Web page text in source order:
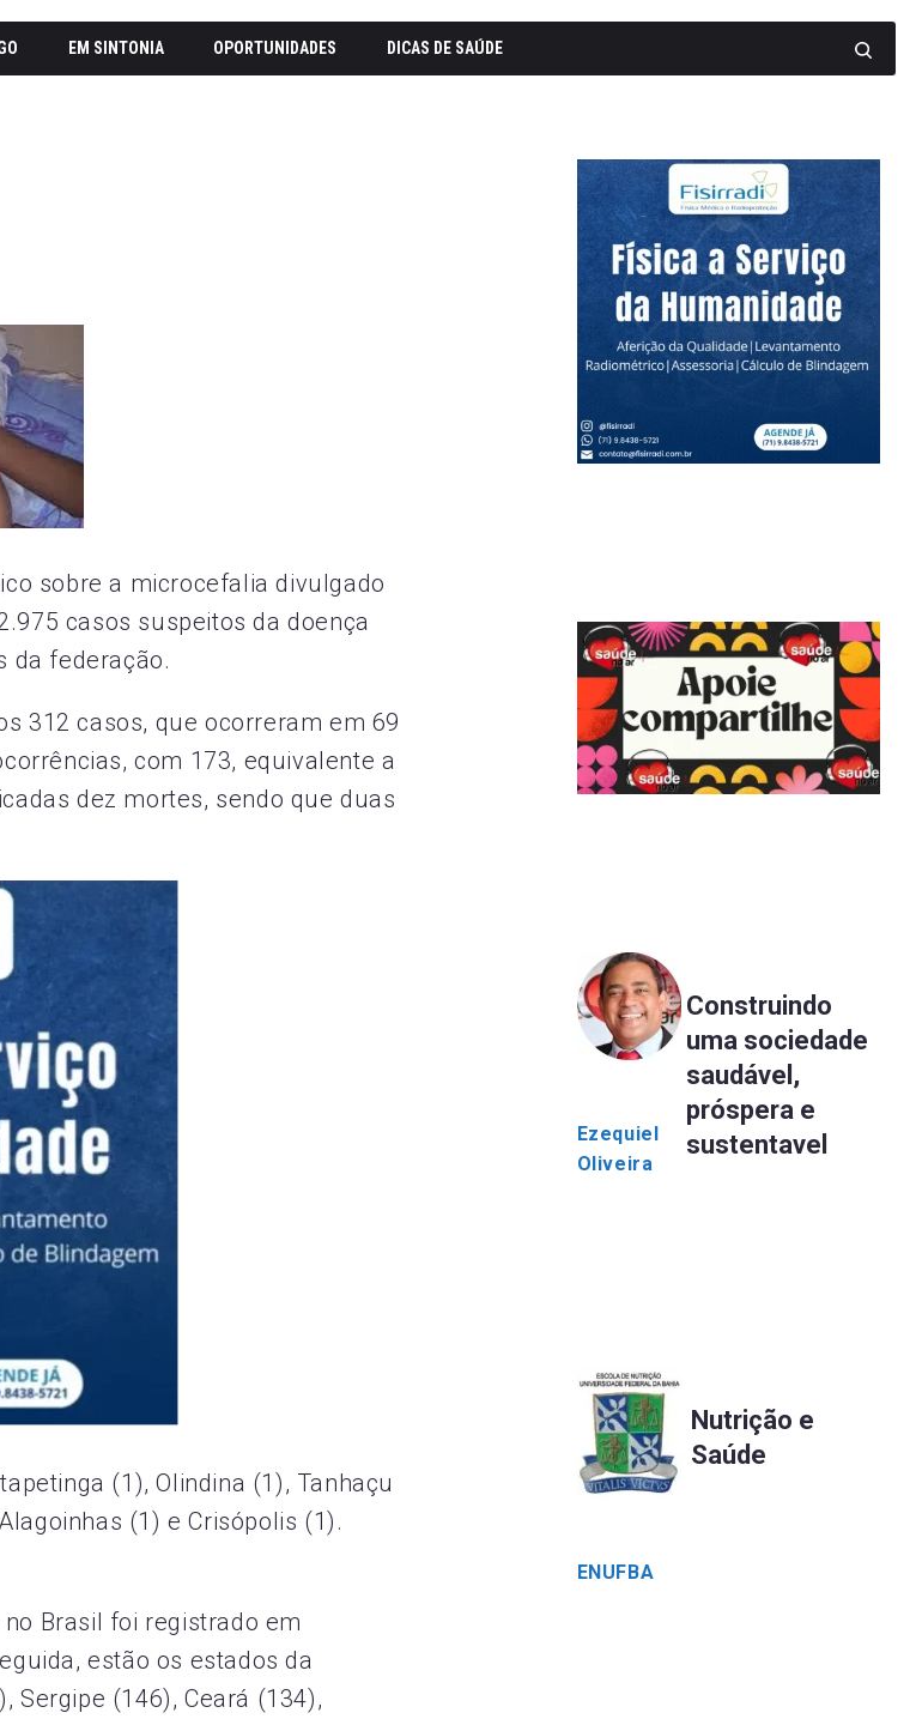
EM SINTONIA OPORTUNIDADES DICAS DE SAÚDE
sobre a microcefalia divulgado
casos suspeitos da doença
da federação.
312 casos, que ocorreram em 69
com 173, equivalente a
dez mortes, sendo que duas
(1), Olindina (1), Tanhaçu
(1) e Crisópolis (1).
Brasil foi registrado em
estão os estados da
Sergipe (146), Ceará (134),
Ezequiel
Oliveira
Construindo
uma sociedade
saudável,
próspera e
sustentavel
ENUFBA
Nutrição e
Saúde